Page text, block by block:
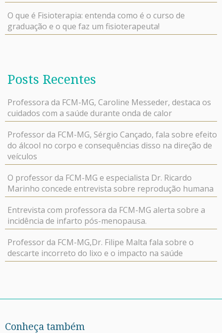
O que é Fisioterapia: entenda como é o curso de
graduação e o que faz um fisioterapeuta!
Posts Recentes
Professora da FCM-MG, Caroline Messeder, destaca os
cuidados com a saúde durante onda de calor
Professor da FCM-MG, Sérgio Cançado, fala sobre efeito
do álcool no corpo e consequências disso na direção de
veículos
O professor da FCM-MG e especialista Dr. Ricardo
Marinho concede entrevista sobre reprodução humana
Entrevista com professora da FCM-MG alerta sobre a
incidência de infarto pós-menopausa.
Professor da FCM-MG,Dr. Filipe Malta fala sobre o
descarte incorreto do lixo e o impacto na saúde
Conheça também